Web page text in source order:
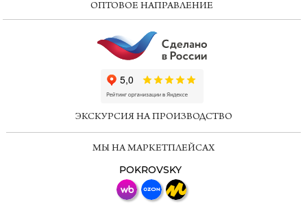
ОПТОВОЕ НАПРАВЛЕНИЕ
ЭКСКУРСИЯ НА ПРОИЗВОДСТВО
МЫ НА МАРКЕТПЛЕЙСАХ
POKROVSKY